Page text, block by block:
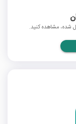
شده، مشاهده کنید.